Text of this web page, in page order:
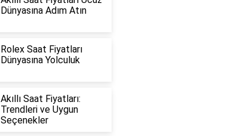
Dünyasına Adım Atın
Rolex Saat Fiyatları
Dünyasına Yolculuk
Akıllı Saat Fiyatları:
Trendleri ve Uygun
Seçenekler